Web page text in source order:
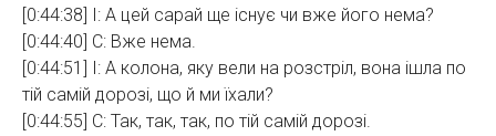
[0:44:38] І: А цей сарай ще існує чи вже його нема?
[0:44:40] С: Вже нема.
[0:44:51] І: А колона, яку вели на розстріл, вона ішла по
тій самій дорозі, що й ми їхали?
[0:44:55] С: Так, так, так, по тій самій дорозі.